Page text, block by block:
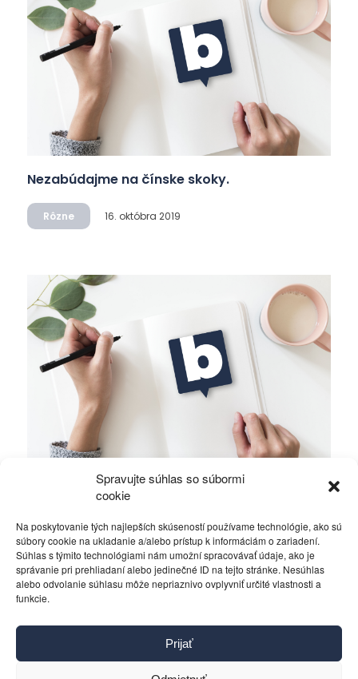
Spravujte súhlas so súbormi
cookie
Na poskytovanie tých najlepších skúseností používame technológie, ako sú
súbory cookie na ukladanie a/alebo prístup k informáciám o zariadení.
Súhlas s týmito technológiami nám umožní spracovávať údaje, ako je
správanie pri prehliadaní alebo jedinečné ID na tejto stránke. Nesúhlas
alebo odvolanie súhlasu môže nepriaznivo ovplyvniť určité vlastnosti a
funkcie.
Prijať
Nezabúdajme na čínske skoky.
Rôzne 16. októbra 2019
FED má voľnú len jedinú cestu – krízu.
Rôzne 16. októbra 2019
Kontakt
Pravidlá používania
Reklama